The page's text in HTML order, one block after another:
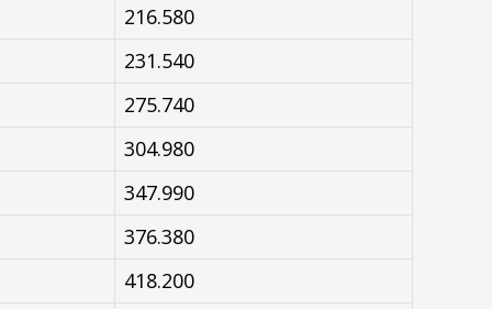
216.580
231.540
275.740
304.980
347.990
376.380
418.200